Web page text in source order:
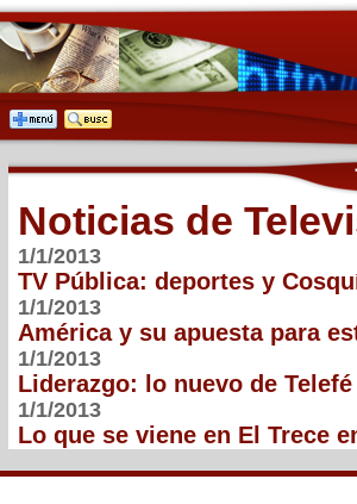
Noticias de
1/1/2013
TV Pública: deportes y
1/1/2013
América y su apuesta para
1/1/2013
Liderazgo: lo nuevo de Telefé
1/1/2013
Lo que se viene en El Trece